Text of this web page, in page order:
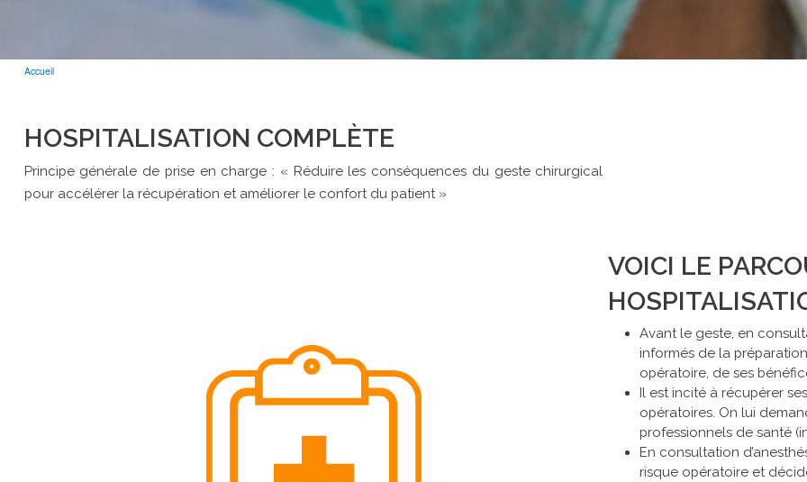
D'ARIANE
Accueil
HOSPITALISATION COMPLÈTE
Principe générale de prise en charge : « Réduire les conséquences du geste chirurgical
pour accélérer la récupération et améliorer le confort du patient »
VOICI LE
Avant le geste, en
informés de la
opératoire, de ses
Il est incité à récupérer
opératoires. On lui
professionnels de santé
En consultation
risque opératoire et